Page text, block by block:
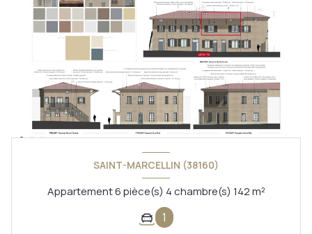
SAINT-MARCELLIN (38160)
Appartement 6 pièce(s) 4 chambre(s) 142 m²
1